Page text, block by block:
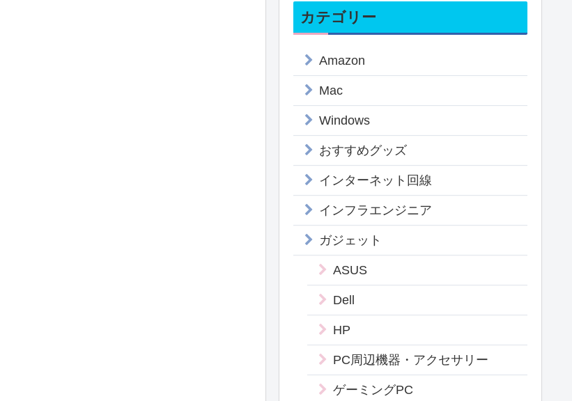
カテゴリー
Amazon
Mac
Windows
おすすめグッズ
インターネット回線
インフラエンジニア
ガジェット
ASUS
Dell
HP
PC周辺機器・アクセサリー
ゲーミングPC